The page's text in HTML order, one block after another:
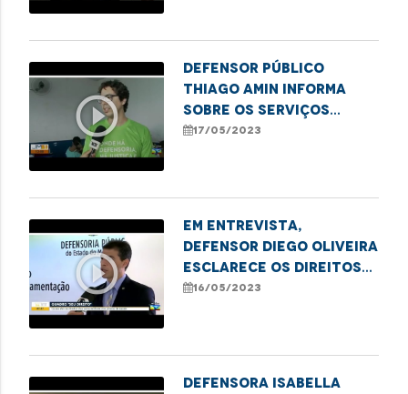
play_circle_outline
Defensor público
Thiago Amin informa
sobre os serviços
oferecidos pelo
imperatriz
17/05/2023
play_circle_outline
Em entrevista,
defensor Diego Oliveira
esclarece os direitos
dos consumidores nos
16/05/2023
Defensora Isabella